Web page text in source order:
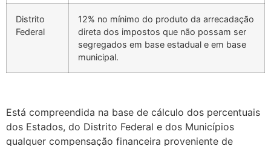
Distrito
Federal
12% no mínimo do produto da arrecadação
direta dos impostos que não possam ser
segregados em base estadual e em base
municipal.
Está compreendida na base de cálculo dos percentuais
dos Estados, do Distrito Federal e dos Municípios
qualquer compensação financeira proveniente de